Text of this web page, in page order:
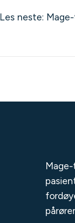
Les neste: